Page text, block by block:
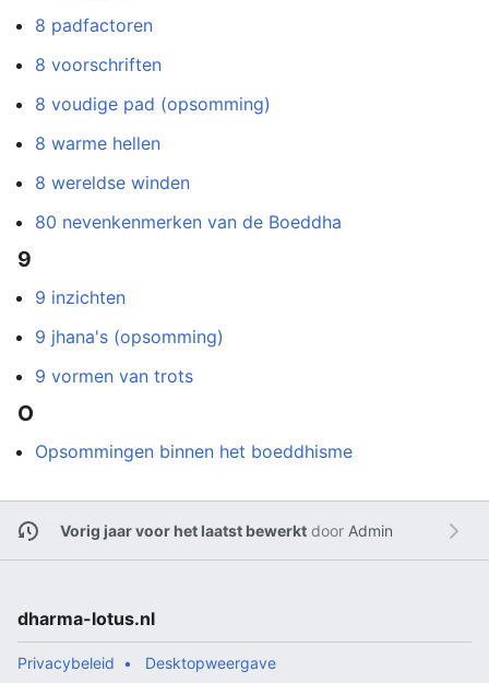
8 padfactoren
8 voorschriften
8 voudige pad (opsomming)
8 warme hellen
8 wereldse winden
80 nevenkenmerken van de Boeddha
9
9 inzichten
9 jhana's (opsomming)
9 vormen van trots
O
Opsommingen binnen het boeddhisme
Vorig jaar voor het laatst bewerktdoor Admin
dharma-lotus.nl
Privacybeleid Desktopweergave